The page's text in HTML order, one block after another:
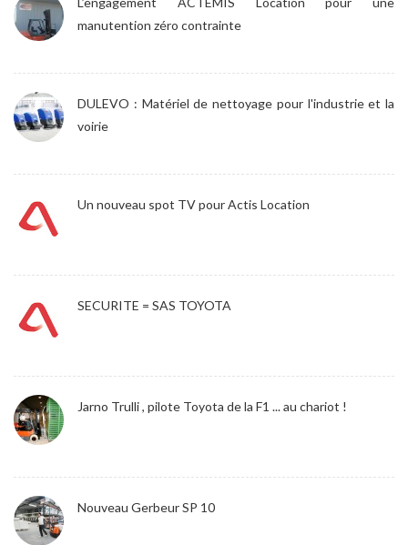
manutention zéro contrainte
DULEVO : Matériel de nettoyage pour l'industrie et la
voirie
Un nouveau spot TV pour Actis Location
SECURITE = SAS TOYOTA
Jarno Trulli , pilote Toyota de la F1 ... au chariot !
Nouveau Gerbeur SP 10